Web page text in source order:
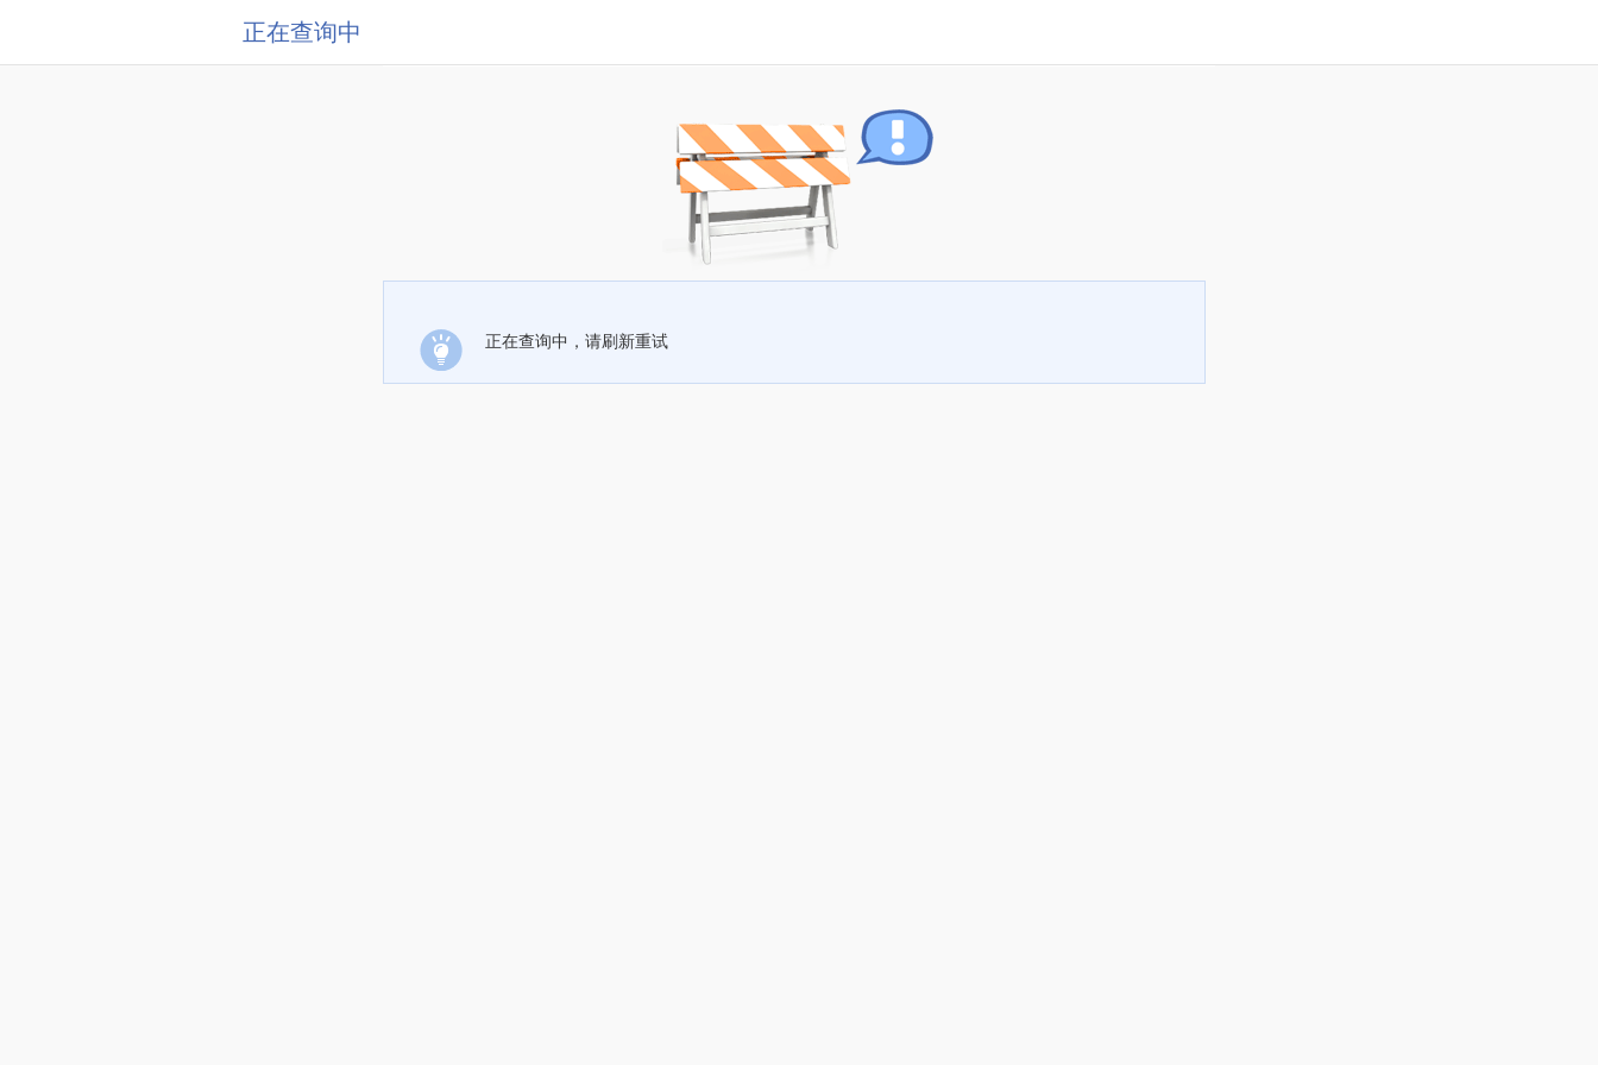
正在查询中
正在查询中，请刷新重试